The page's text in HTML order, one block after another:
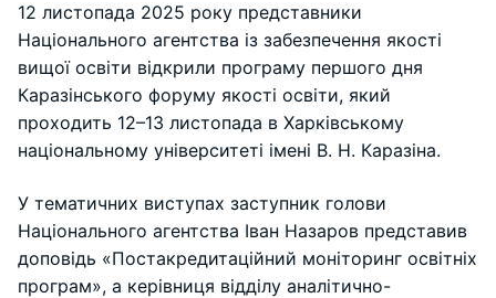
12 листопада 2025 року представники
Національного агентства із забезпечення якості
вищої освіти відкрили програму першого дня
Каразінського форуму якості освіти, який
проходить 12–13 листопада в Харківському
національному університеті імені В. Н. Каразіна.
У тематичних виступах заступник голови
Національного агентства Іван Назаров представив
доповідь «Постакредитаційний моніторинг освітніх
програм», а керівниця відділу аналітично-